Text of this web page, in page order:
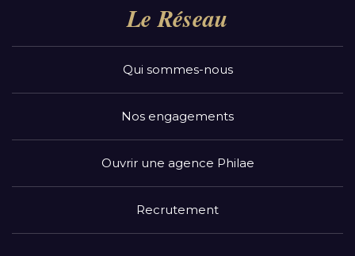
Le Réseau
Qui sommes-nous
Nos engagements
Ouvrir une agence Philae
Recrutement